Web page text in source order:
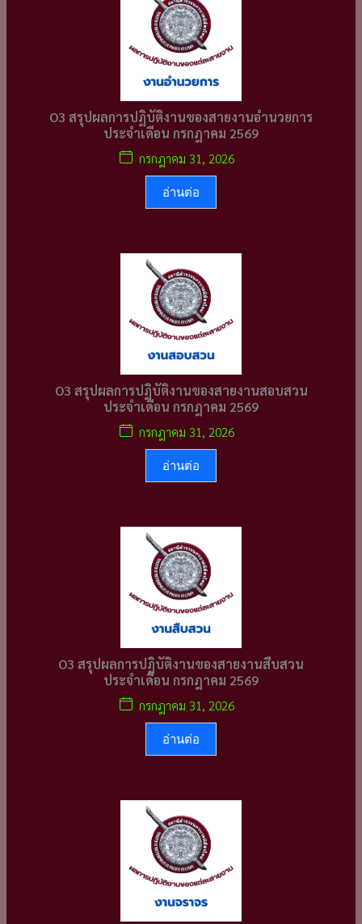
O3 สรุปผลการปฏิบัติงานของสายงานอำนวยการ
ประจำเดือน กรกฎาคม 2569
กรกฎาคม 31, 2026
อ่านต่อ
O3 สรุปผลการปฏิบัติงานของสายงานสอบสวน
ประจำเดือน กรกฎาคม 2569
กรกฎาคม 31, 2026
อ่านต่อ
O3 สรุปผลการปฏิบัติงานของสายงานสืบสวน
ประจำเดือน กรกฎาคม 2569
กรกฎาคม 31, 2026
อ่านต่อ